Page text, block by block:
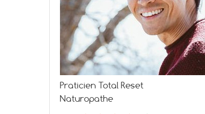
Praticien Total Reset
Naturopathe